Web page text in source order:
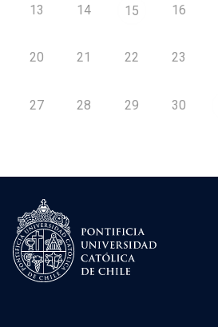
13 14 15 16
20 21 22 23
27 28 29 30